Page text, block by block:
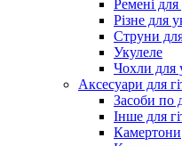
Ремені для
Різне для
Струни
Укулеле
Чохли для
Аксесуари для
Засоби по
Інше для
Камертони